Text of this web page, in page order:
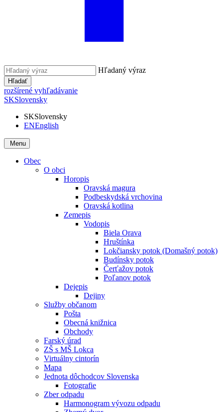
Hľadaný výraz
Hľadať
rozšírené vyhľadávanie
SKSlovensky
SKSlovensky
ENEnglish
Menu
Obec
O obci
Horopis
Oravská magura
Podbeskydská vrchovina
Oravská kotlina
Zemepis
Vodopis
Biela Orava
Hruštínka
Lokčiansky potok (Domašný potok)
Budínsky potok
Čerťažov potok
Poľanov potok
Dejepis
Dejiny
Služby občanom
Pošta
Obecná knižnica
Obchody
Farský úrad
ZŠ s MŠ Lokca
Virtuálny cintorín
Mapa
Jednota dôchodcov Slovenska
Fotografie
Zber odpadu
Harmonogram vývozu odpadu